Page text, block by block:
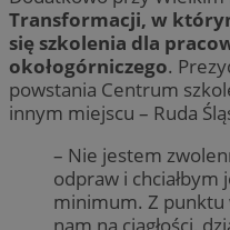
Transformacji, w
się szkolenia dla
okołogórniczego.
powstania Centrum
innym miejscu – Ruda
– Nie jestem
odpraw i chciałbym
minimum. Z punktu